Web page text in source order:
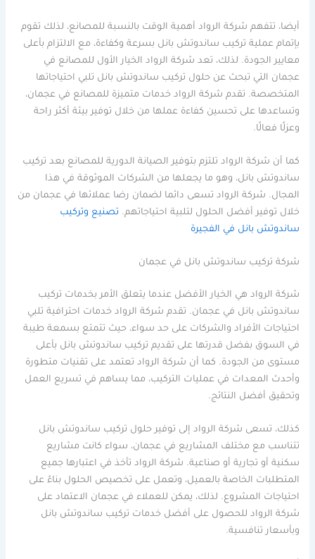
أيضا، تتفهم شركة الرواد أهمية الوقت بالنسبة للمصانع، لذلك تقوم
بإتمام عملية تركيب ساندوتش بانل بسرعة وكفاءة، مع الالتزام بأعلى
معايير الجودة. لذلك، تعد شركة الرواد الخيار الأول للمصانع في
عجمان التي تبحث عن حلول تركيب ساندوتش بانل تلبي احتياجاتها
المتخصصة. تقدم شركة الرواد خدمات متميزة للمصانع في عجمان،
وتساعدها على تحسين كفاءة عملها من خلال توفير بيئة أكثر راحة
وعزلًا فعالًا.
كما أن شركة الرواد تلتزم بتوفير الصيانة الدورية للمصانع بعد تركيب
ساندوتش بانل، وهو ما يجعلها من الشركات الموثوقة في هذا
المجال. شركة الرواد تسعى دائما لضمان رضا عملائها في عجمان من
خلال توفير أفضل الحلول لتلبية احتياجاتهم. تصنيع وتركيب
ساندوتش بانل في الفجيرة
شركة تركيب ساندوتش بانل في عجمان
شركة الرواد هي الخيار الأفضل عندما يتعلق الأمر بخدمات تركيب
ساندوتش بانل في عجمان. تقدم شركة الرواد خدمات احترافية تلبي
احتياجات الأفراد والشركات على حد سواء، حيث تتمتع بسمعة طيبة
في السوق بفضل قدرتها على تقديم تركيب ساندوتش بانل بأعلى
مستوى من الجودة. كما أن شركة الرواد تعتمد على تقنيات متطورة
وأحدث المعدات في عمليات التركيب، مما يساهم في تسريع العمل
وتحقيق أفضل النتائج.
كذلك، تسعى شركة الرواد إلى توفير حلول تركيب ساندوتش بانل
تتناسب مع مختلف المشاريع في عجمان، سواء كانت مشاريع
سكنية أو تجارية أو صناعية. شركة الرواد تأخذ في اعتبارها جميع
المتطلبات الخاصة بالعميل، وتعمل على تخصيص الحلول بناءً على
احتياجات المشروع. لذلك، يمكن للعملاء في عجمان الاعتماد على
شركة الرواد للحصول على أفضل خدمات تركيب ساندوتش بانل
وبأسعار تنافسية.